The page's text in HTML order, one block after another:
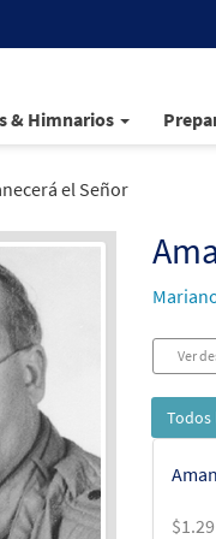
& Himnarios
el Señor
Ver
$1.29